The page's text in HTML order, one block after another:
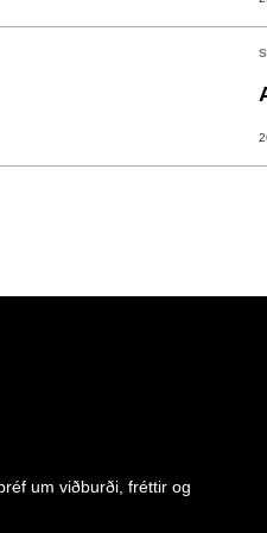
um viðburði, fréttir og